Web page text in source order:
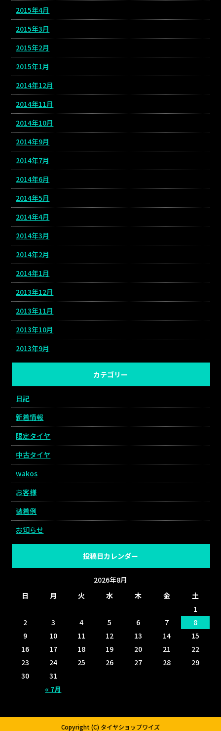
2015年4月
2015年3月
2015年2月
2015年1月
2014年12月
2014年11月
2014年10月
2014年9月
2014年7月
2014年6月
2014年5月
2014年4月
2014年3月
2014年2月
2014年1月
2013年12月
2013年11月
2013年10月
2013年9月
カテゴリー
日記
新着情報
限定タイヤ
中古タイヤ
wakos
お客様
装着例
お知らせ
投稿日カレンダー
2026年8月
日
月 火 水 木 金 土
« 7月
1
2
3 4 5 6 7
8
9
10 11 12 13 14
15
16
17 18 19 20 21
22
23
24 25 26 27 28
29
30
31
Copyright (C) タイヤショップワイズ